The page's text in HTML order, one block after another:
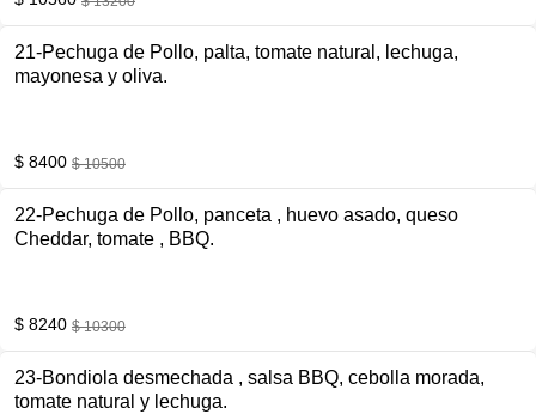
21-Pechuga de Pollo, palta, tomate natural, lechuga,
mayonesa y oliva.
$ 8400 $ 10500
22-Pechuga de Pollo, panceta , huevo asado, queso
Cheddar, tomate , BBQ.
$ 8240 $ 10300
23-Bondiola desmechada , salsa BBQ, cebolla morada,
tomate natural y lechuga.